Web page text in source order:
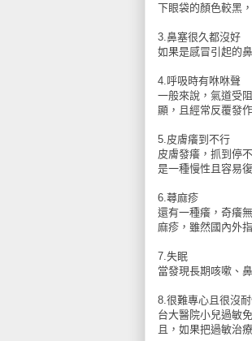
下眼袋的顏色較黑
3.鼻塞很久都沒好
如果是感冒引起的
4.呼吸時有咻咻聲
一般來說，氣道受
顯，且經常反覆發
5.皮膚癢到不行
皮膚發癢，抓到停
是一種慢性且容易
6.蕁麻疹
還有一種癢，奇癢
麻疹，雖然國內外
7.失眠
當發現長期咳嗽、
8.很難專心且很沒
台大醫院小兒過敏
且，如果把過敏治